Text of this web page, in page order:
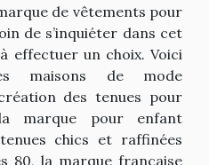
de vêtements pour
de s’inquiéter dans cet
effectuer un choix. Voici
maisons de mode
des tenues pour
marque pour enfant
chics et raffinées
80, la marque française